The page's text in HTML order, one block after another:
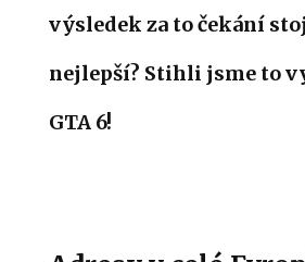
výsledek za to čekání
nejlepší? Stihli jsme to
GTA 6!